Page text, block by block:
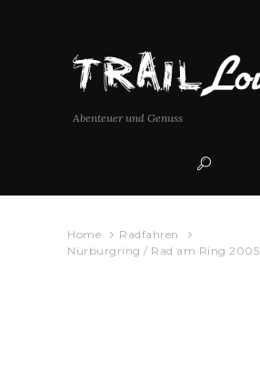
Abenteuer und Genuss
Home
Radfahren
Nürburgring / Rad am Ring 2005